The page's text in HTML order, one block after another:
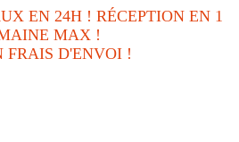
:22/08/2026 23:59:59
EN 24H ! RÉCEPTION EN 1
MAX !
FRAIS D'ENVOI !